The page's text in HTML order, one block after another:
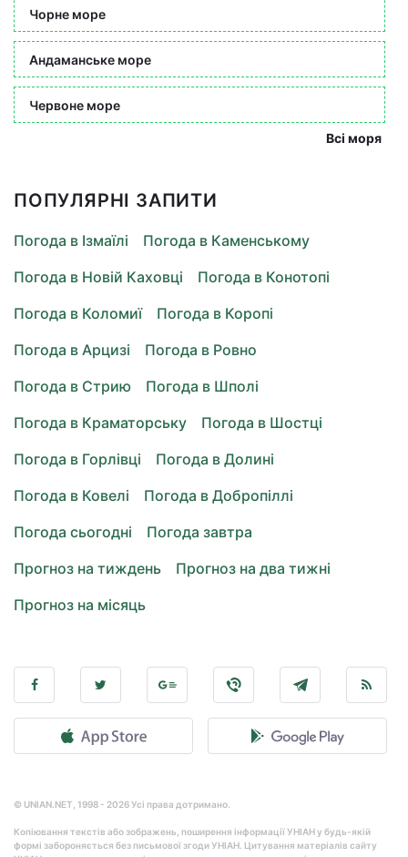
Чорне море
Андаманське море
Червоне море
Всі моря
ПОПУЛЯРНІ ЗАПИТИ
Погода в Ізмаїлі
Погода в Каменському
Погода в Новій Каховці
Погода в Конотопі
Погода в Коломиї
Погода в Коропі
Погода в Арцизі
Погода в Ровно
Погода в Стрию
Погода в Шполі
Погода в Краматорську
Погода в Шостці
Погода в Горлівці
Погода в Долині
Погода в Ковелі
Погода в Добропіллі
Погода сьогодні
Погода завтра
Прогноз на тиждень
Прогноз на два тижні
Прогноз на місяць
© UNIAN.NET, 1998 - 2026 Усі права дотримано.
Копіювання текстів або зображень, поширення інформації УНІАН у будь-якій
формі забороняється без письмової згоди УНІАН. Цитування матеріалів сайту